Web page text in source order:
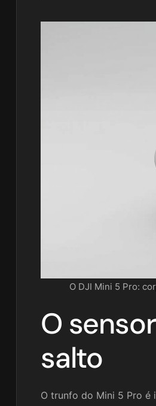
O DJI Mini 5 Pro:
O
salto
O trunfo do Mini 5 Pro é